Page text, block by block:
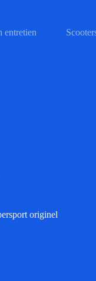
entretien
originel